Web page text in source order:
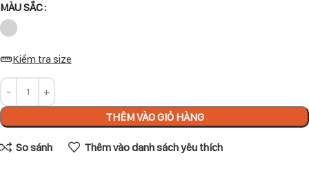
MÀU SẮC
Kiểm tra size
THÊM VÀO GIỎ HÀNG
So sánh Thêm vào danh sách yêu thích